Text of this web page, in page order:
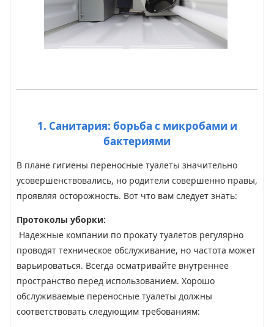
1. Санитария: борьба с микробами и
бактериями
В плане гигиены переносные туалеты значительно
усовершенствовались, но родители совершенно правы,
проявляя осторожность. Вот что вам следует знать:
Протоколы уборки:
Надежные компании по прокату туалетов регулярно
проводят техническое обслуживание, но частота может
варьироваться. Всегда осматривайте внутреннее
пространство перед использованием. Хорошо
обслуживаемые переносные туалеты должны
соответствовать следующим требованиям: